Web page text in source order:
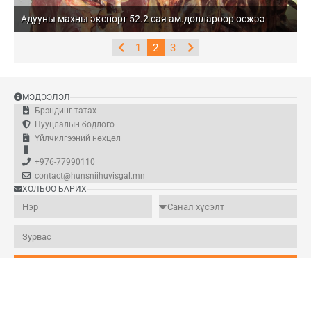
Адууны махны экспорт 52.2 сая ам.доллароор өсжээ
1 2 3
МЭДЭЭЛЭЛ
Брэндинг татах
Нууцлалын бодлого
Үйлчилгээний нөхцөл
+976-77990110
contact@hunsniihuvisgal.mn
ХОЛБОО БАРИХ